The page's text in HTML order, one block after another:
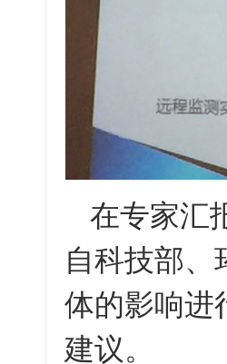
在专家汇
自科技部、
体的影响进
建议。